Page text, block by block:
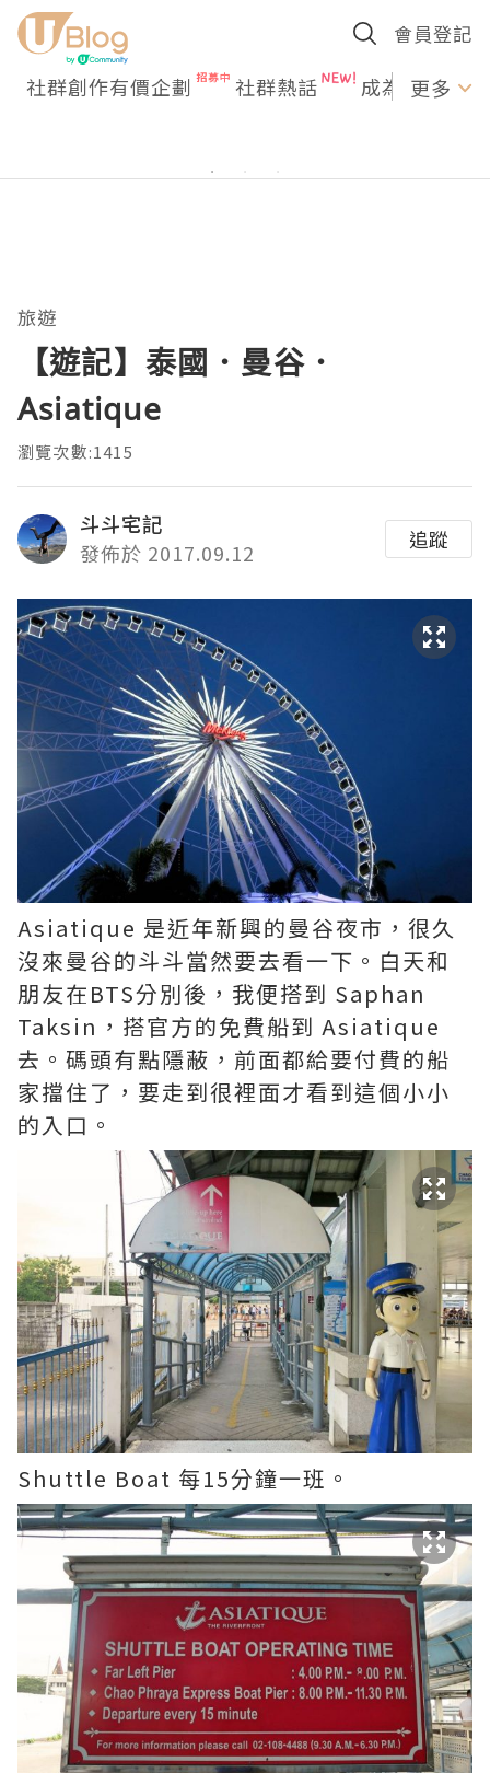
會員登記
社群創作有價企劃 社群熱話 成為U更多
旅遊
【遊記】泰國．曼谷．
Asiatique
瀏覽次數:1415
斗斗宅記
發佈於 2017.09.12
追蹤
Asiatique 是近年新興的曼谷夜市，很久
沒來曼谷的斗斗當然要去看一下。白天和
朋友在BTS分別後，我便搭到 Saphan
Taksin，搭官方的免費船到 Asiatique
去。碼頭有點隱蔽，前面都給要付費的船
家擋住了，要走到很裡面才看到這個小小
的入口。
Shuttle Boat 每15分鐘一班。